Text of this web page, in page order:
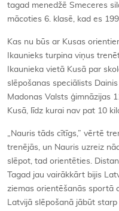
tagad menedžē Smeceres
mācoties 6. klasē, kad es
Kas nu būs ar Kusas
Ikaunieks turpina viņus
Ikaunieka vietā Kusā par
slēpošanas speciālists
Madonas Valsts ģimnāzijas
Kusā, līdz kurai nav pat 10
„Nauris tāds cītīgs,” vērtē
trenējās, un Nauris uzreiz
slēpot, tad orientēties.
Tagad jau vairākkārt bijis
ziemas orientēšanās sportā
Latvijā slēpošanā jābūt starp